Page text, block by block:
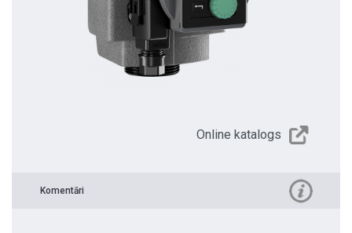
Online katalogs
Komentāri